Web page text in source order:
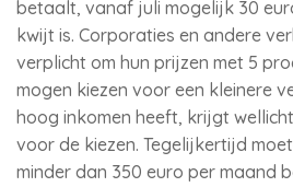
betaalt, vanaf juli mogelijk 30
kwijt is. Corporaties en andere
verplicht om hun prijzen met 5
mogen kiezen voor een kleinere
hoog inkomen heeft, krijgt
voor de kiezen. Tegelijkertijd
minder dan 350 euro per maand